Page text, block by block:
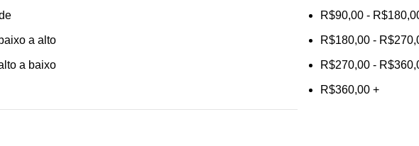
a alto
a baixo
R$90,00 - R$
R$180,00 - R$
R$270,00 - R$
R$360,00 +